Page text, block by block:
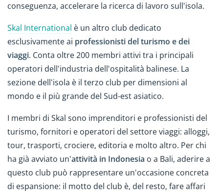
conseguenza, accelerare la ricerca di lavoro sull'isola.
Skal International è un altro club dedicato
esclusivamente ai professionisti del turismo e dei
viaggi. Conta oltre 200 membri attivi tra i principali
operatori dell'industria dell'ospitalità balinese. La
sezione dell'isola è il terzo club per dimensioni al
mondo e il più grande del Sud-est asiatico.
I membri di Skal sono imprenditori e professionisti del
turismo, fornitori e operatori del settore viaggi: alloggi,
tour, trasporti, crociere, editoria e molto altro. Per chi
ha già avviato un'attività in Indonesia o a Bali, aderire a
questo club può rappresentare un'occasione concreta
di espansione: il motto del club è, del resto, fare affari